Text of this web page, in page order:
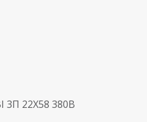
22X58 380В